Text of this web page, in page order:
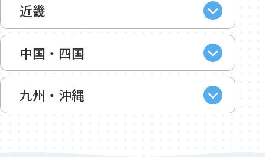
近畿
中国・四国
九州・沖縄